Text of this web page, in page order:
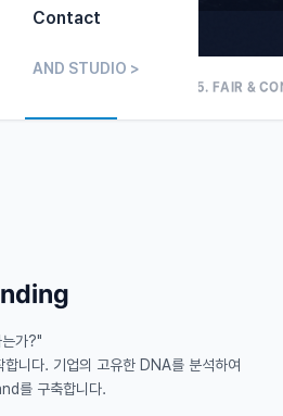
Contact
AND STUDIO >
05. FAIR &
가?"
합니다. 기업의 고유한 DNA를 분석하여
를 구축합니다.